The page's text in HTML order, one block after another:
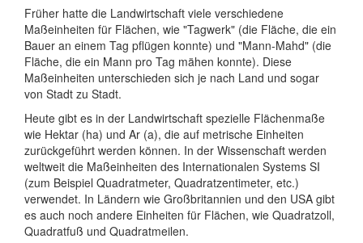
Früher hatte die Landwirtschaft viele verschiedene
Maßeinheiten für Flächen, wie "Tagwerk" (die Fläche, die ein
Bauer an einem Tag pflügen konnte) und "Mann-Mahd" (die
Fläche, die ein Mann pro Tag mähen konnte). Diese
Maßeinheiten unterschieden sich je nach Land und sogar
von Stadt zu Stadt.
Heute gibt es in der Landwirtschaft spezielle Flächenmaße
wie Hektar (ha) und Ar (a), die auf metrische Einheiten
zurückgeführt werden können. In der Wissenschaft werden
weltweit die Maßeinheiten des Internationalen Systems SI
(zum Beispiel Quadratmeter, Quadratzentimeter, etc.)
verwendet. In Ländern wie Großbritannien und den USA gibt
es auch noch andere Einheiten für Flächen, wie Quadratzoll,
Quadratfuß und Quadratmeilen.